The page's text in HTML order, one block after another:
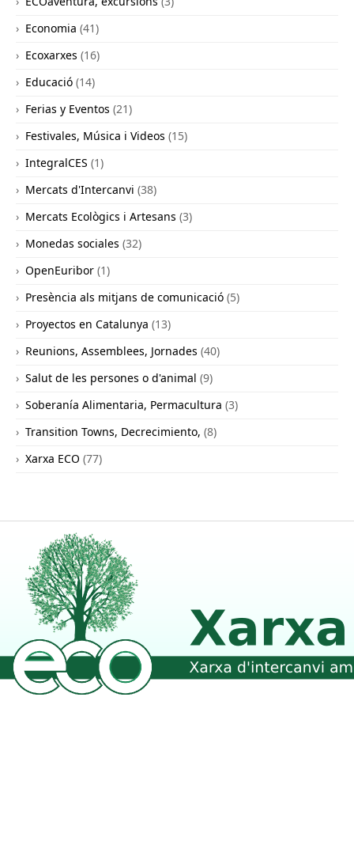
Economia (41)
Ecoxarxes (16)
Educació (14)
Ferias y Eventos (21)
Festivales, Música i Videos (15)
IntegralCES (1)
Mercats d'Intercanvi (38)
Mercats Ecològics i Artesans (3)
Monedas sociales (32)
OpenEuribor (1)
Presència als mitjans de comunicació (5)
Proyectos en Catalunya (13)
Reunions, Assemblees, Jornades (40)
Salut de les persones o d'animal (9)
Soberanía Alimentaria, Permacultura (3)
Transition Towns, Decrecimiento, (8)
Xarxa ECO (77)